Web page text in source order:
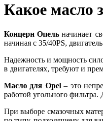
Какое масло
Концерн Опель начинает
начиная с 35/40PS,
Надежность и мощность
в двигателях, требуют и
Масло для Opel– это
работой угольного
При выборе смазочных